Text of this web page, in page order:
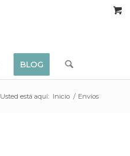
BLOG
Usted está aquí: Inicio / Envíos